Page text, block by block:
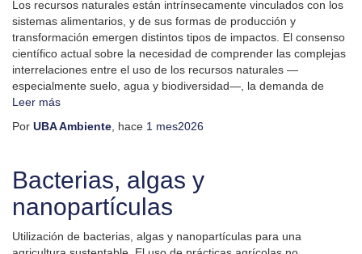
Los recursos naturales están intrínsecamente vinculados con los
sistemas alimentarios, y de sus formas de producción y
transformación emergen distintos tipos de impactos. El consenso
científico actual sobre la necesidad de comprender las complejas
interrelaciones entre el uso de los recursos naturales —
especialmente suelo, agua y biodiversidad—, la demanda de
Leer más
Por UBA Ambiente , hace 1 mes2026
Bacterias, algas y
nanopartículas
Utilización de bacterias, algas y nanopartículas para una